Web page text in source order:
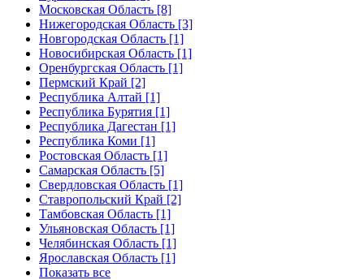
Московская Область [8]
Нижегородская Область [3]
Новгородская Область [1]
Новосибирская Область [1]
Оренбургская Область [1]
Пермский Край [2]
Республика Алтай [1]
Республика Бурятия [1]
Республика Дагестан [1]
Республика Коми [1]
Ростовская Область [1]
Самарская Область [5]
Свердловская Область [1]
Ставропольский Край [2]
Тамбовская Область [1]
Ульяновская Область [1]
Челябинская Область [1]
Ярославская Область [1]
Показать все